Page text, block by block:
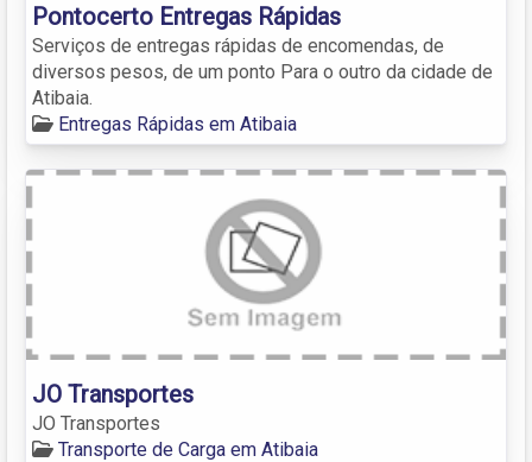
Pontocerto Entregas Rápidas
Serviços de entregas rápidas de encomendas, de
diversos pesos, de um ponto Para o outro da cidade de
Atibaia.
Entregas Rápidas em Atibaia
JO Transportes
JO Transportes
Transporte de Carga em Atibaia